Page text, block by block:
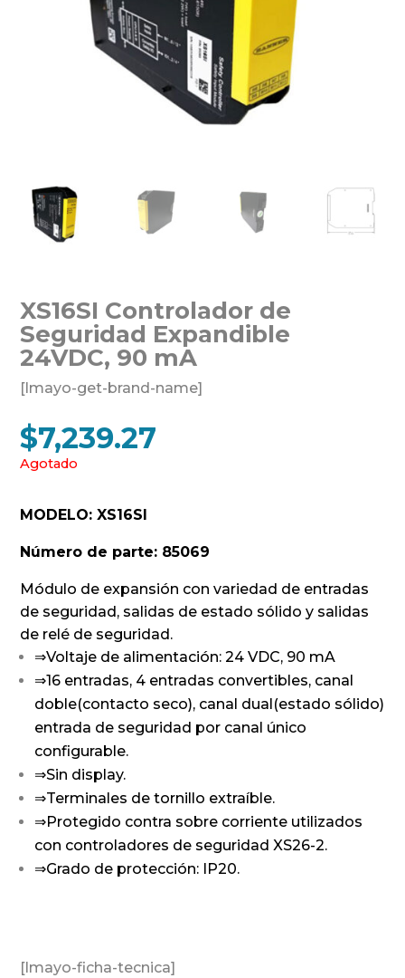
XS16SI Controlador de
Seguridad Expandible
24VDC, 90 mA
[lmayo-get-brand-name]
$7,239.27
Agotado
MODELO: XS16SI
Número de parte: 85069
Módulo de expansión con variedad de entradas
de seguridad, salidas de estado sólido y salidas
de relé de seguridad.
⇒Voltaje de alimentación: 24 VDC, 90 mA
⇒16 entradas, 4 entradas convertibles, canal
doble(contacto seco), canal dual(estado sólido)
entrada de seguridad por canal único
configurable.
⇒Sin display.
⇒Terminales de tornillo extraíble.
⇒Protegido contra sobre corriente utilizados
con controladores de seguridad XS26-2.
⇒Grado de protección: IP20.
[lmayo-ficha-tecnica]